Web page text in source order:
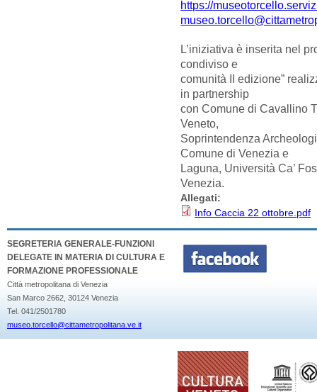
https://
L’iniziativa è inserita nel
condiviso e
comunità II edizione”
in partnership
con Comune di Cavallino
Veneto,
Soprintendenza
Comune di Venezia e
Laguna, Università Ca’
Venezia.
Allegati:
Info Caccia 22 ottobre.pdf
SEGRETERIA GENERALE-FUNZIONI
DELEGATE IN MATERIA DI CULTURA E
FORMAZIONE PROFESSIONALE
Città metropolitana di Venezia
San Marco 2662, 30124 Venezia
Tel. 041/2501780
museo.torcello@cittametropolitana.ve.it